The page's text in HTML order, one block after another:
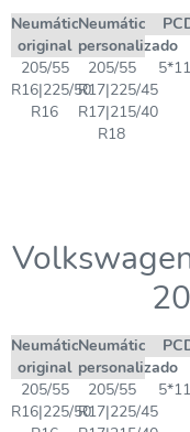
Neumático
original
Neumático
personalizado
205/55
R16|225/50
R16
205/55
R17|225/45
R17|215/40
R18
Neumático
original
Neumático
personalizado
205/55
R16|225/50
205/55
R17|225/45